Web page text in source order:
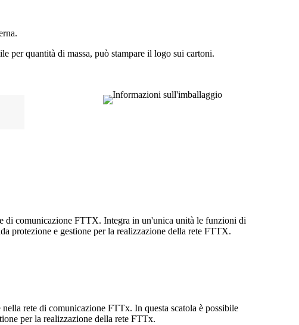
per quantità di massa, può stampare il logo sui cartoni.
di comunicazione FTTX. Integra in un'unica unità le funzioni di
protezione e gestione per la realizzazione della rete FTTX.
rete di comunicazione FTTx. In questa scatola è possibile
per la realizzazione della rete FTTx.